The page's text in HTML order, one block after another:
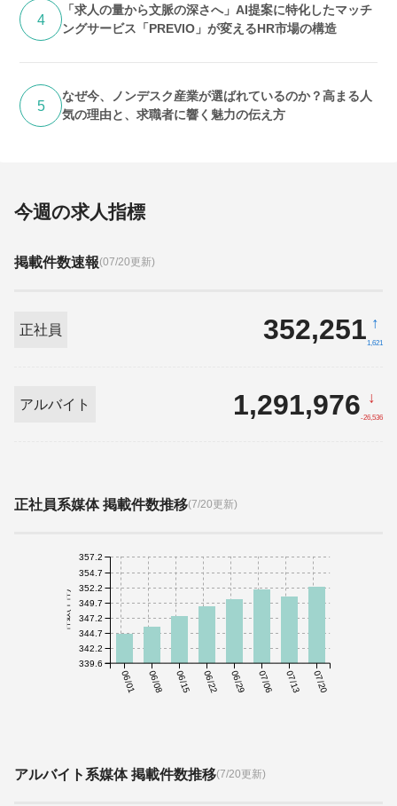
4
「求人の量から文脈の深さへ」AI提案に特化したマッチ
ングサービス「PREVIO」が変えるHR市場の構造
5
なぜ今、ノンデスク産業が選ばれているのか？高まる人
気の理由と、求職者に響く魅力の伝え方
今週の求人指標
掲載件数速報(07/20更新)
正社員 352,251 ↑
1,621
アルバイト 1,291,976 ↓
-26,536
正社員系媒体 掲載件数推移(7/20更新)
06/01 06/08 06/15 06/22 06/29 07/06 07/13 07/20
件数(千件)
339.6
342.2
344.7
347.2
349.7
352.2
354.7
357.2
アルバイト系媒体 掲載件数推移(7/20更新)